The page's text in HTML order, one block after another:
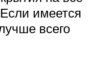
имеется
всего